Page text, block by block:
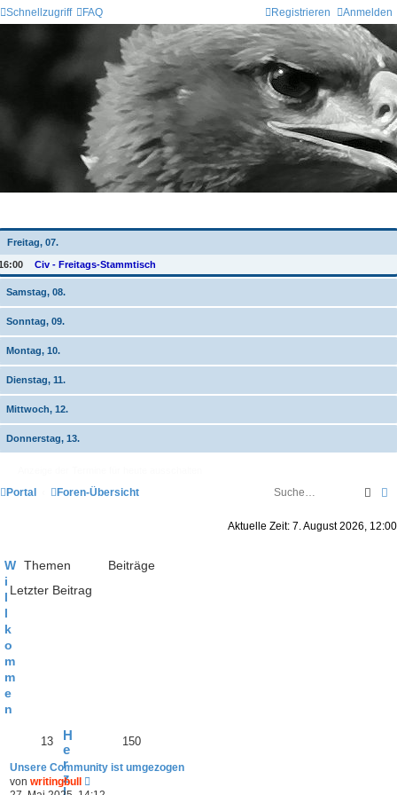
Schnellzugriff FAQ Anmelden
Registrieren
Freitag, 07.
Civ - Freitags-Stammtisch
Samstag, 08.
Sonntag, 09.
Montag, 10.
Dienstag, 11.
Mittwoch, 12.
Donnerstag, 13.
Portal Foren-Übersicht
Aktuelle Zeit: 7. August 2026, 12:00
W
i
l
l
k
o
m
m
e
n
Themen
Beiträge
Letzter Beitrag
H
e
r
z
13 150
Unsere Community ist umgezogen
von writingbull
e